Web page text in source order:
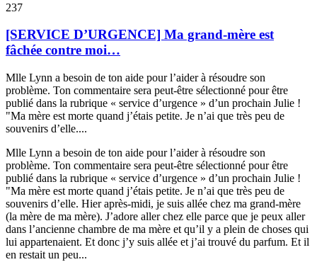
237
[SERVICE D’URGENCE] Ma grand-mère est
fâchée contre moi…
Mlle Lynn a besoin de ton aide pour l’aider à résoudre son
problème. Ton commentaire sera peut-être sélectionné pour être
publié dans la rubrique « service d’urgence » d’un prochain Julie !
"Ma mère est morte quand j’étais petite. Je n’ai que très peu de
souvenirs d’elle....
Mlle Lynn a besoin de ton aide pour l’aider à résoudre son
problème. Ton commentaire sera peut-être sélectionné pour être
publié dans la rubrique « service d’urgence » d’un prochain Julie !
"Ma mère est morte quand j’étais petite. Je n’ai que très peu de
souvenirs d’elle. Hier après-midi, je suis allée chez ma grand-mère
(la mère de ma mère). J’adore aller chez elle parce que je peux aller
dans l’ancienne chambre de ma mère et qu’il y a plein de choses qui
lui appartenaient. Et donc j’y suis allée et j’ai trouvé du parfum. Et il
en restait un peu...